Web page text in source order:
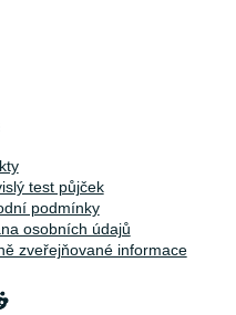
test půjček
podmínky
osobních údajů
zveřejňované informace